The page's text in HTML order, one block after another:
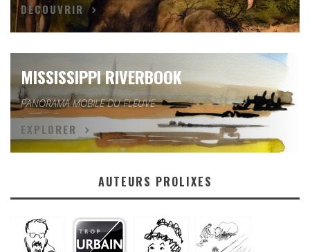
DÉCOUVRIR
MISSISSIPPI RIVERBOOK
PANORAMA MOBILE DU FLEUVE
EXPLORER
AUTEURS PROLIXES